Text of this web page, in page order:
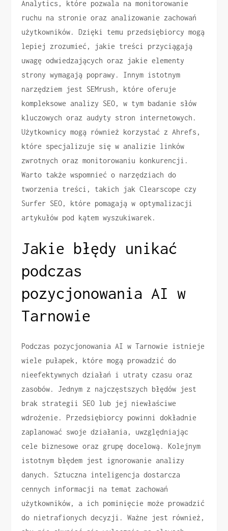
Analytics, które pozwala na monitorowanie
ruchu na stronie oraz analizowanie zachowań
użytkowników. Dzięki temu przedsiębiorcy mogą
lepiej zrozumieć, jakie treści przyciągają
uwagę odwiedzających oraz jakie elementy
strony wymagają poprawy. Innym istotnym
narzędziem jest SEMrush, które oferuje
kompleksowe analizy SEO, w tym badanie słów
kluczowych oraz audyty stron internetowych.
Użytkownicy mogą również korzystać z Ahrefs,
które specjalizuje się w analizie linków
zwrotnych oraz monitorowaniu konkurencji.
Warto także wspomnieć o narzędziach do
tworzenia treści, takich jak Clearscope czy
Surfer SEO, które pomagają w optymalizacji
artykułów pod kątem wyszukiwarek.
Jakie błędy unikać
podczas
pozycjonowania AI w
Tarnowie
Podczas pozycjonowania AI w Tarnowie istnieje
wiele pułapek, które mogą prowadzić do
nieefektywnych działań i utraty czasu oraz
zasobów. Jednym z najczęstszych błędów jest
brak strategii SEO lub jej niewłaściwe
wdrożenie. Przedsiębiorcy powinni dokładnie
zaplanować swoje działania, uwzględniając
cele biznesowe oraz grupę docelową. Kolejnym
istotnym błędem jest ignorowanie analizy
danych. Sztuczna inteligencja dostarcza
cennych informacji na temat zachowań
użytkowników, a ich pominięcie może prowadzić
do nietrafionych decyzji. Ważne jest również,